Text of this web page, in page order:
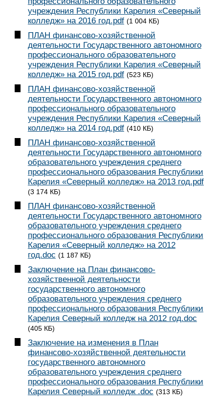
учреждения Республики Карелия «Северный
колледж» на 2016 год.pdf (1 004 КБ)
ПЛАН финансово-хозяйственной
деятельности Государственного автономного
профессионального образовательного
учреждения Республики Карелия «Северный
колледж» на 2015 год.pdf (523 КБ)
ПЛАН финансово-хозяйственной
деятельности Государственного автономного
профессионального образовательного
учреждения Республики Карелия «Северный
колледж» на 2014 год.pdf (410 КБ)
ПЛАН финансово-хозяйственной
деятельности Государственного автономного
образовательного учреждения среднего
профессионального образования Республики
Карелия «Северный колледж» на 2013 год.pdf
(3 174 КБ)
ПЛАН финансово-хозяйственной
деятельности Государственного автономного
образовательного учреждения среднего
профессионального образования Республики
Карелия «Северный колледж» на 2012
год.doc (1 187 КБ)
Заключение на План финансово-
хозяйственной деятельности
государственного автономного
образовательного учреждения среднего
профессионального образования Республики
Карелия Северный колледж на 2012 год.doc
(405 КБ)
Заключение на изменения в План
финансово-хозяйственной деятельности
государственного автономного
образовательного учреждения среднего
профессионального образования Республики
Карелия Северный колледж .doc (313 КБ)